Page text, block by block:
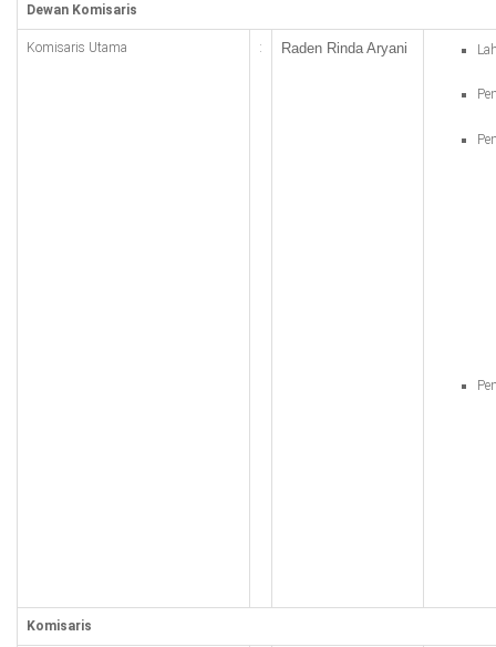
Dewan Komisaris
Komisaris Utama : Raden Rinda Aryani
Komisaris